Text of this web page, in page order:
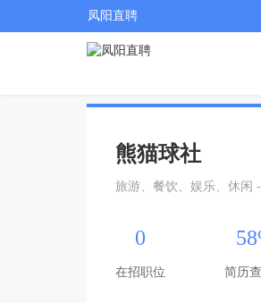
凤阳直聘
熊猫球社
旅游、餐饮、娱乐、休闲
0
在招职位 简历